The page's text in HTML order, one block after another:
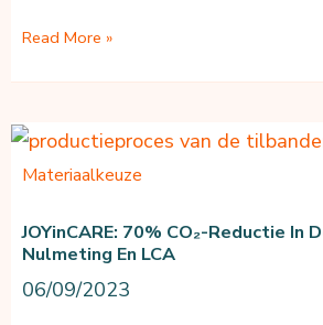
Dura
1,
2
3
kaart
Read More »
Materiaalkeuze
JOYinCARE: 70% CO₂-Reductie In
Nulmeting En LCA
06/09/2023